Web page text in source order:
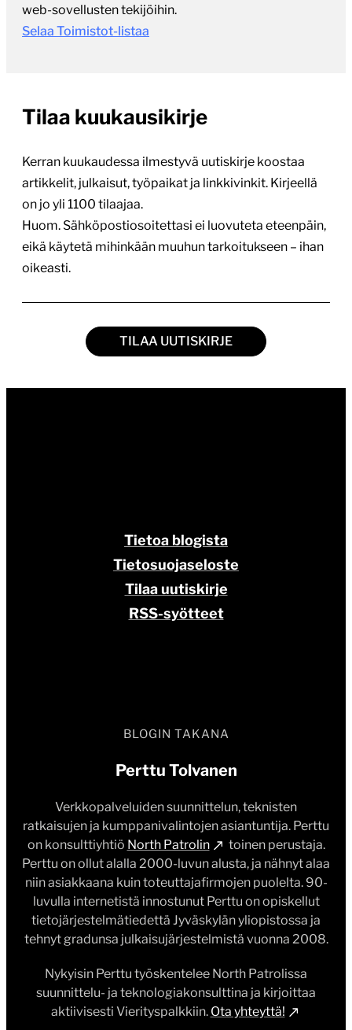
Kerran kuukaudessa ilmestyvä uutiskirje koostaa
on jo yli 1100 tilaajaa.
Huom. Sähköpostiosoitettasi ei luovuteta eteenpäin,
eikä käytetä mihinkään muuhun tarkoitukseen – ihan
oikeasti.
Perttu Tolvanen
Verkkopalveluiden suunnittelun, teknisten
on konsulttiyhtiöNorth Patrolin
toinen perustaja.
Perttu on ollut alalla 2000-luvun alusta, ja nähnyt alaa
niin asiakkaana kuin toteuttajafirmojen puolelta. 90-
luvulla internetistä innostunut Perttu on opiskellut
tietojärjestelmätiedettä Jyväskylän yliopistossa ja
tehnyt gradunsa julkaisujärjestelmistä vuonna 2008.
Nykyisin Perttu työskentelee North Patrolissa
suunnittelu- ja teknologiakonsulttina ja kirjoittaa
aktiivisesti Vierityspalkkiin. Ota yhteyttä!
Tilaa uutiskirje
RSS-syötteet